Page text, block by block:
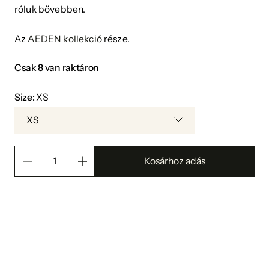
róluk bővebben.
Az AEDEN kollekciórésze.
Csak 8 van raktáron
Size: XS
XS
Kosárhoz adás